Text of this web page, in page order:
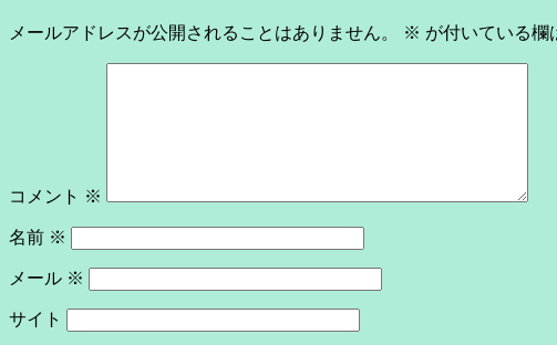
メールアドレスが公開されることはありません。 ※ が付いている欄
コメント ※
名前 ※
メール ※
サイト